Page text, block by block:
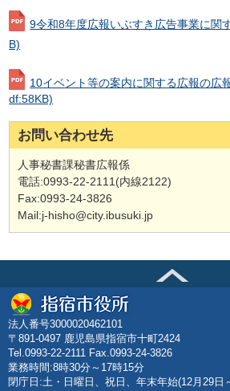
9令和8年度広報いぶすき広告事業に関
B)
10イベント等の案内に関する広報の広
df:58KB)
お問い合わせ先
人事秘書課秘書広報係
電話:0993-22-2111(内線2122)
Fax:0993-24-3826
Mail:j-hisho@city.ibusuki.jp
法人番号3000020462101
〒891-0497 鹿児島県指宿市十町2424
Tel.0993-22-2111 Fax.0993-24-3826
業務時間:8時30分～17時15分
閉庁日:土・日曜日、祝日、年末年始(12月29日